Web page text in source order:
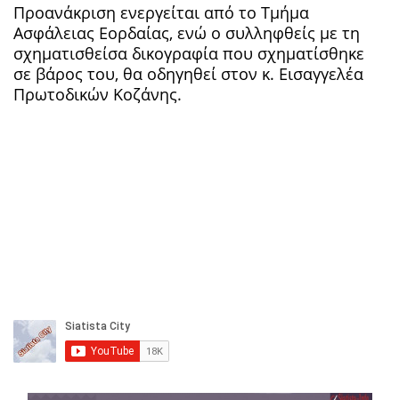
Προανάκριση ενεργείται από το Τμήμα
Ασφάλειας Εορδαίας, ενώ ο συλληφθείς με τη
σχηματισθείσα δικογραφία που σχηματίσθηκε
σε βάρος του, θα οδηγηθεί στον κ. Εισαγγελέα
Πρωτοδικών Κοζάνης.